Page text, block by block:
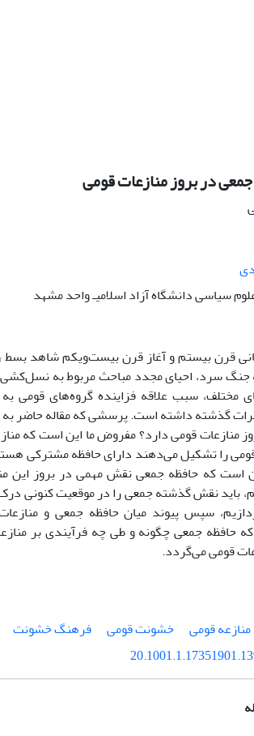
در بروز منازعات قومى
سیاسى دانشگاه آزاد اسلامیـ واحد مشهد
قرن بیستم و آغاز قرن بیست‌ویکم شاهد
جنگ سرد، احیاى مجدد مباحث مربوط به
مختلف، سبب علاقه فزاینده گروه‌هاى قومى
گذشته داشته است. پرسشى که مقاله حاضر
منازعات قومى دارد؟ مفروض ما این است که
را تشکیل مى‌دهند داراى حافظه مشترکى
که حافظه جمعى نقش مهمى در بروز این
باید نقش گذشته جمعى را در موقعیت کنونى
سپس پیوند میان حافظه جمعى و
حافظه جمعى چگونه و طى چه فرآیندى بر
قومى مى‌گردد.
منازعه قومى خشونت قومى فرهنگ خشونت